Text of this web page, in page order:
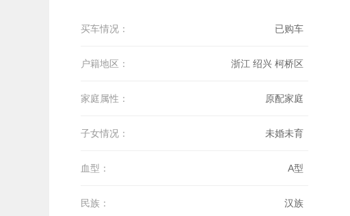
买车情况： 已购车
户籍地区： 浙江 绍兴 柯桥区
家庭属性： 原配家庭
子女情况： 未婚未育
血型： A型
民族： 汉族